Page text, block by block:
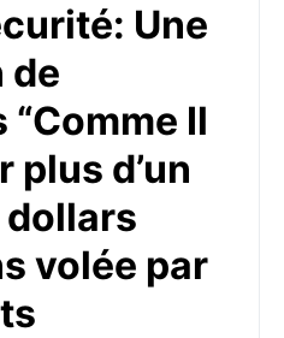
Une
de
Il
plus d’un
volée par